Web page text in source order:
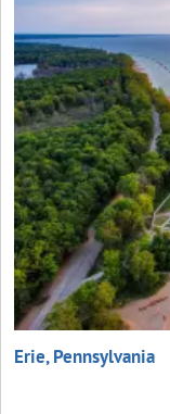
Erie, Pennsylvania